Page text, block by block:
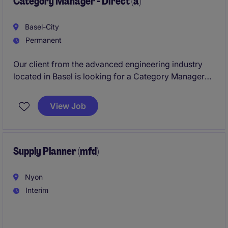
Basel-City
Permanent
Our client from the advanced engineering industry
located in Basel is looking for a Category Manager
categories). The role focuses on supplier strategy,
commercial negotiations, and cross-functional
supporting high-value technical programs.
View Job
Supply Planner (mfd)
Nyon
Interim